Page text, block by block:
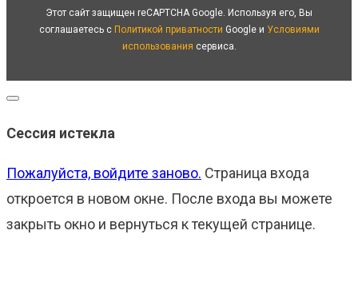
Этот сайт защищен reCAPTCHA Google. Используя его, Вы
соглашаетесь с Политикой приватности Google и Условиями
использования сервиса.
Закрыть
Сессия истекла
Пожалуйста, войдите заново. Страница входа
откроется в новом окне. После входа вы можете
закрыть окно и вернуться к текущей странице.